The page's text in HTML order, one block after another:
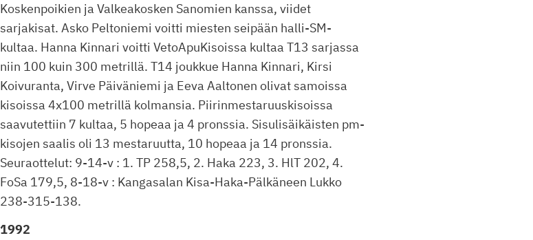
Koskenpoikien ja Valkeakosken Sanomien kanssa, viidet
sarjakisat. Asko Peltoniemi voitti miesten seipään halli-SM-
kultaa. Hanna Kinnari voitti VetoApuKisoissa kultaa T13 sarjassa
niin 100 kuin 300 metrillä. T14 joukkue Hanna Kinnari, Kirsi
Koivuranta, Virve Päiväniemi ja Eeva Aaltonen olivat samoissa
kisoissa 4x100 metrillä kolmansia. Piirinmestaruuskisoissa
saavutettiin 7 kultaa, 5 hopeaa ja 4 pronssia. Sisulisäikäisten pm-
kisojen saalis oli 13 mestaruutta, 10 hopeaa ja 14 pronssia.
Seuraottelut: 9-14-v : 1. TP 258,5, 2. Haka 223, 3. HlT 202, 4.
FoSa 179,5, 8-18-v : Kangasalan Kisa-Haka-Pälkäneen Lukko
238-315-138.
1992